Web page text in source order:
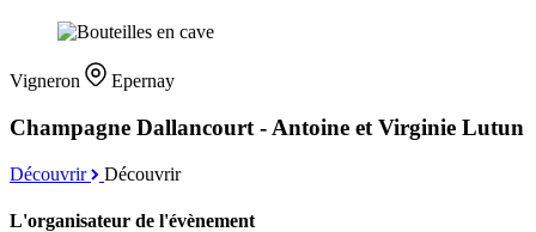
Vigneron Epernay
Champagne Dallancourt - Antoine et Virginie Lutun
Découvrir Découvrir
L'organisateur de l'évènement